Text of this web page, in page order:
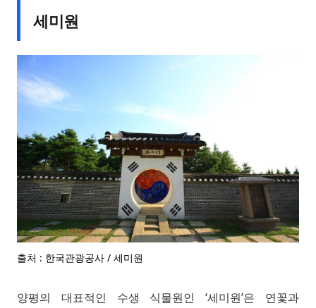
세미원
출처 : 한국관광공사 / 세미원
양평의 대표적인 수생 식물원인 ‘세미원’은 연꽃과